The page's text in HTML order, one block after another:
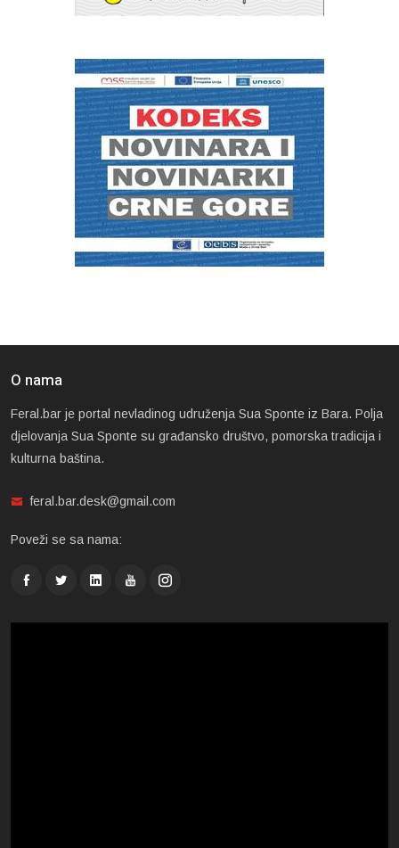
O nama
Feral.bar je portal nevladinog udruženja Sua Sponte iz Bara. Polja
djelovanja Sua Sponte su građansko društvo, pomorska tradicija i
kulturna baština.
feral.bar.desk@gmail.com
Poveži se sa nama: